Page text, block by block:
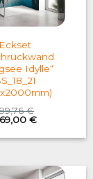
Eckset
Idylle“
€
€Current
is: